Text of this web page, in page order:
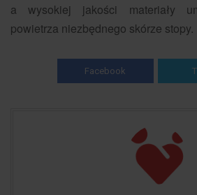
a wysokiej jakości materiały
powietrza niezbędnego skórze stopy.
Facebook